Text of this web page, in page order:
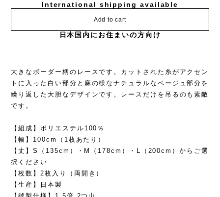
International shipping available
Add to cart
日本国内にお住まいの方向け
大きなボーダー柄のレースです。カットされた糸がアクセン
トに入った白い部分と麻の様なナチュラルなベージュ部分を
繰り返した大胆なデザインです。レースだけを吊るのも素敵
です。
【組成】ポリエステル100％
【幅】100cm（1枚あたり）
【丈】S（135cm）・M（178cm）・L（200cm）からご選
択ください
【枚数】2枚入り（両開き）
【生産】日本製